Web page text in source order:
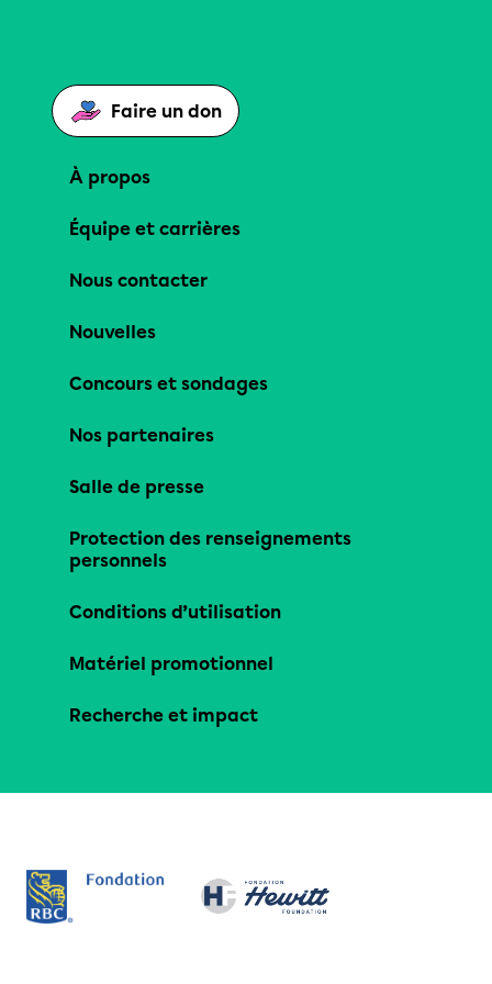
Faire un don
À propos
Équipe et carrières
Nous contacter
Nouvelles
Concours et sondages
Nos partenaires
Salle de presse
Protection des renseignements
personnels
Conditions d’utilisation
Matériel promotionnel
Recherche et impact